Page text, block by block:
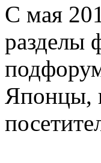
С мая
разделы
Японцы,